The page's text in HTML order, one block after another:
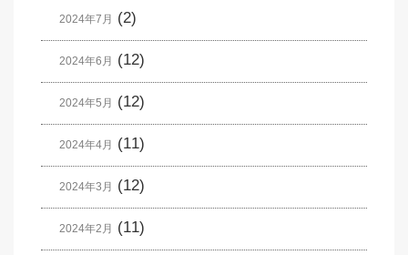
2024年7月 (2)
2024年6月 (12)
2024年5月 (12)
2024年4月 (11)
2024年3月 (12)
2024年2月 (11)